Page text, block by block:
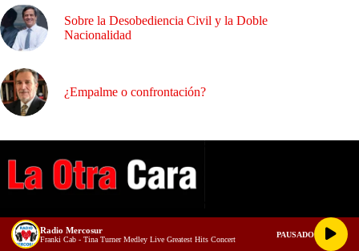
Sobre la Desobediencia Civil y la Doble
Nacionalidad
¿Empalme o confrontación?
A NUESTROS LECTORES…
Radio Mercosur
Franki Cab - Tina Turner Medley Live Greatest Hits Concert
PAUSADO